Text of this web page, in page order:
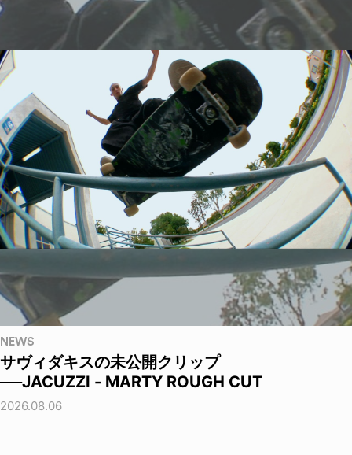
NEWS
サヴィダキスの未公開クリップ
──JACUZZI - MARTY ROUGH CUT
2026.08.06